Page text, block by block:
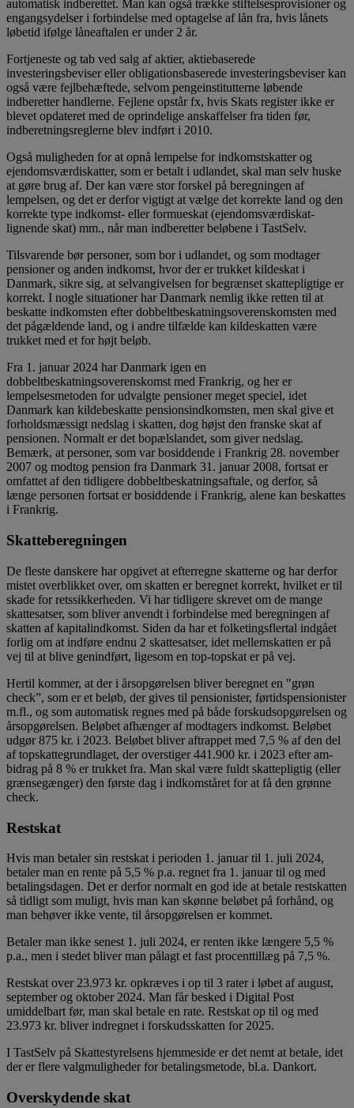
automatisk indberettet. Man kan også trække stiftelsesprovisioner og
engangs­ydelser i forbindelse med optagelse af lån fra, hvis lånets
løbetid ifølge låneaftalen er under 2 år.
Fortjeneste og tab ved salg af aktier, aktiebaserede
investeringsbeviser eller obligationsbaserede investeringsbeviser kan
også være fejlbehæftede, selvom pengeinstitutterne løbende
indberetter handlerne. Fejlene opstår fx, hvis Skats register ikke er
blevet opdateret med de oprindelige anskaffelser fra tiden før,
indberetningsreglerne blev indført i 2010.
Også muligheden for at opnå lempelse for indkomstskatter og
ejendomsværdiskatter, som er betalt i udlandet, skal man selv huske
at gøre brug af. Der kan være stor forskel på beregningen af
lempelsen, og det er derfor vigtigt at vælge det korrekte land og den
korrekte type indkomst- eller formueskat (ejendomsværdiskat-
lignende skat) mm., når man indberetter beløbene i TastSelv.
Tilsvarende bør personer, som bor i udlandet, og som modtager
pensioner og anden indkomst, hvor der er trukket kildeskat i
Danmark, sikre sig, at selvangivelsen for begrænset skattepligtige er
korrekt. I nogle situationer har Danmark nemlig ikke retten til at
beskatte indkomsten efter dobbeltbeskatningsoverenskomsten med
det pågældende land, og i andre tilfælde kan kildeskatten være
trukket med et for højt beløb.
Fra 1. januar 2024 har Danmark igen en
dobbeltbeskatningsoverenskomst med Frankrig, og her er
lempelsesmetoden for udvalgte pensioner meget speciel, idet
Danmark kan kildebeskatte pensionsindkomsten, men skal give et
forholdsmæssigt nedslag i skatten, dog højst den franske skat af
pensionen. Normalt er det bopælslandet, som giver nedslag.
Bemærk, at personer, som var bosiddende i Frankrig 28. november
2007 og modtog pension fra Danmark 31. januar 2008, fortsat er
omfattet af den tidligere dobbeltbeskatningsaftale, og derfor, så
længe personen fortsat er bosiddende i Frankrig, alene kan beskattes
i Frankrig.
Skatteberegningen
De fleste danskere har opgivet at efterregne skatterne og har derfor
mistet overblikket over, om skatten er beregnet korrekt, hvilket er til
skade for retssikkerheden. Vi har tidligere skrevet om de mange
skattesatser, som bliver anvendt i forbindelse med beregningen af
skatten af kapitalindkomst. Siden da har et folketingsflertal indgået
forlig om at indføre endnu 2 skattesatser, idet mellemskatten er på
vej til at blive genindført, ligesom en top-topskat er på vej.
Hertil kommer, at der i årsopgørelsen bliver beregnet en "grøn
check”, som er et beløb, der gives til pensionister, førtidspensionister
m.fl., og som automatisk regnes med på både forskudsopgørelsen og
årsopgørelsen. Beløbet afhænger af modtagers indkomst. Beløbet
udgør 875 kr. i 2023. Beløbet bliver aftrappet med 7,5 % af den del
af topskattegrundlaget, der overstiger 441.900 kr. i 2023 efter am-
bidrag på 8 % er trukket fra. Man skal være fuldt skattepligtig (eller
grænsegænger) den første dag i indkomståret for at få den grønne
check.
Restskat
Hvis man betaler sin restskat i perioden 1. januar til 1. juli 2024,
betaler man en rente på 5,5 % p.a. regnet fra 1. januar til og med
betalingsdagen. Det er derfor normalt en god ide at betale restskatten
så tidligt som muligt, hvis man kan skønne beløbet på forhånd, og
man behøver ikke vente, til årsopgørelsen er kommet.
Betaler man ikke senest 1. juli 2024, er renten ikke længere 5,5 %
p.a., men i stedet bliver man pålagt et fast procenttillæg på 7,5 %.
Restskat over 23.973 kr. opkræves i op til 3 rater i løbet af august,
september og oktober 2024. Man får besked i Digital Post
umiddelbart før, man skal betale en rate. Restskat op til og med
23.973 kr. bliver indregnet i forskudsskatten for 2025.
I TastSelv på Skattestyrelsens hjemmeside er det nemt at betale, idet
der er flere valgmuligheder for betalingsmetode, bl.a. Dankort.
Overskydende skat